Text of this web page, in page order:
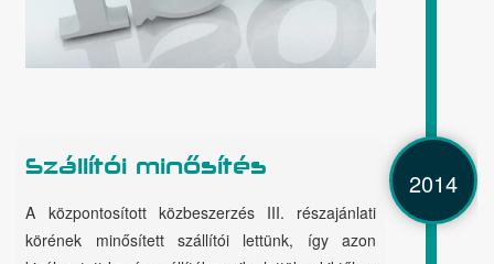
Szállítói minősítés
A központosított közbeszerzés III. részajánlati
körének minősített szállítói lettünk, így azon
2014